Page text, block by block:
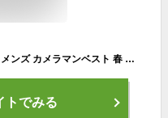
[Ｒｏｒｔｙｎｏ] フィッシング ベスト メンズ カメラマンベスト 春 アウトドアベスト 防紫外線 立ち襟 ノースリーブ 裏メッシュ 多ポケット 夏 秋 サマーベスト 軽量 通気 速乾 防水 多機能 ミリタリーチョッキ お釣り 耐磨耗性 タクティカル 登山 旅行 メンズベスト
トでみる